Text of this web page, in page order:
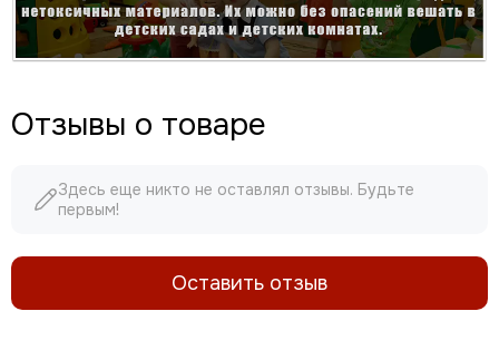
Отзывы о товаре
Здесь еще никто не оставлял отзывы. Будьте
первым!
Оставить отзыв